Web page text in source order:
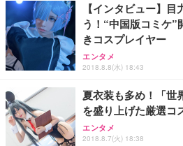
務用 おしゃれ パソコン
Sezlife オフィスチェア
ワーク チェア 強化バッ
能 人間工学 椅子 腰サポ
レスト 3Dヘッドレスト
務用 おしゃれ パソコン
ANDWINT オフィスチェ
ッシュ 通気性 ランバー
ス圧無段階昇降 360度回
【整備済み品】Dell
ー フルHD（1920×1080
ort/VGA スピーカー内蔵
応 ComfortView ビジネ
【MiniLED/24.5inch/
HOOTER Gaming
グモニター QD 24.5イ
Smart Basic(スマート
限定】 Smart Basic ア
超厚型 お徳用 ワイド
アイリスオーヤマ ペッ
ュラー 200枚入【
【インタビュー】
う！“中国版コミケ
きコスプレイヤー
エンタメ
2018.8.8(水) 18:43
夏衣装も多め！「世
を盛り上げた厳選コ
エンタメ
2018.8.7(火) 18:38